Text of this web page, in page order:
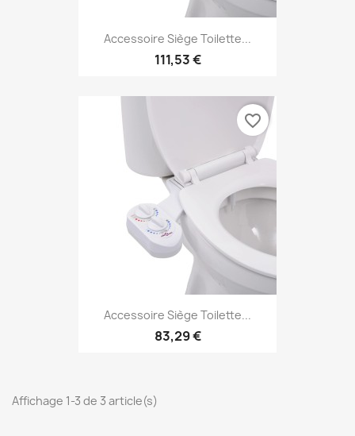
Accessoire Siège Toilette...
111,53 €
Accessoire Siège Toilette...
83,29 €
favorite_border
Affichage 1-3 de 3 article(s)